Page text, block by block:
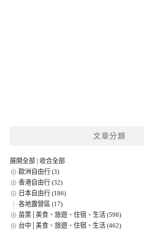
文章分類
展開全部 | 收合全部
歐洲自由行 (3)
香港自由行 (32)
日本自由行 (186)
各地露營區 (17)
苗栗│美食、旅遊、住宿、生活 (598)
台中│美食、旅遊、住宿、生活 (462)